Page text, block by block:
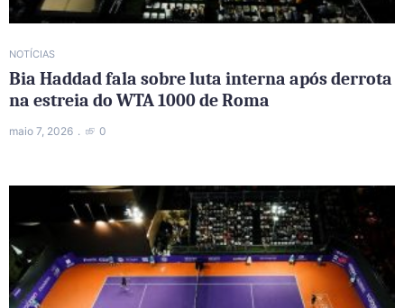
NOTÍCIAS
Bia Haddad fala sobre luta interna após derrota
na estreia do WTA 1000 de Roma
maio 7, 2026 0